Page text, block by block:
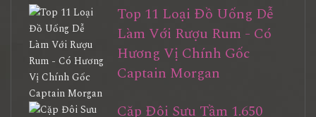
Top 11 Loại Đồ Uống Dễ
Làm Với Rượu Rum - Có
Hương Vị Chính Gốc
Captain Morgan
Cặp Đôi Sưu Tầm 1.650